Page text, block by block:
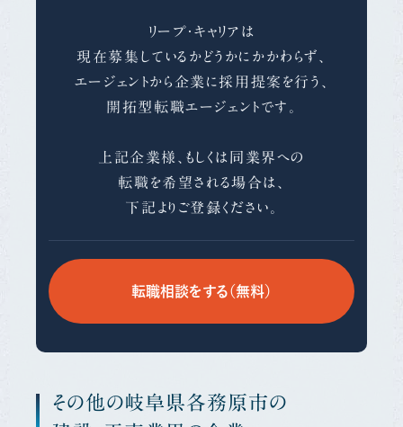
リープ・キャリアは
現在募集しているかどうかにかかわらず、
エージェントから企業に採用提案を行う、
開拓型転職エージェントです。
上記企業様、もしくは同業界への
転職を希望される場合は、
下記よりご登録ください。
転職相談をする（無料）
その他の岐阜県各務原市の